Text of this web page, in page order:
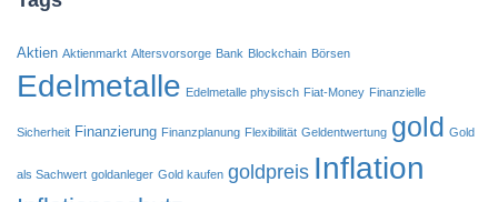
Aktien Aktienmarkt Altersvorsorge Bank Blockchain Börsen
Edelmetalle Edelmetalle physisch Fiat-Money Finanzielle
Sicherheit Finanzierung Finanzplanung Flexibilität Geldentwertung gold Gold
als Sachwert goldanleger Gold kaufen goldpreis Inflation